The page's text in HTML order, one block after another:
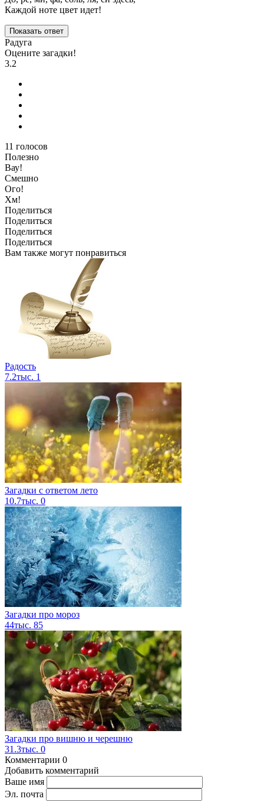
Каждой ноте цвет идет!
Показать ответ
Радуга
Оцените загадки!
3.2
11 голосов
Полезно
Вау!
Смешно
Ого!
Хм!
Поделиться
Поделиться
Поделиться
Поделиться
Вам также могут понравиться
Радость
7.2тыс. 1
Загадки с ответом лето
10.7тыс. 0
Загадки про мороз
44тыс. 85
Загадки про вишню и черешню
31.3тыс. 0
Комментарии 0
Добавить комментарий
Ваше имя
Эл. почта